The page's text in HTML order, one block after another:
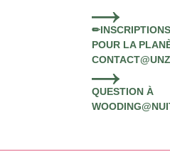
POUR LA
QUESTION À